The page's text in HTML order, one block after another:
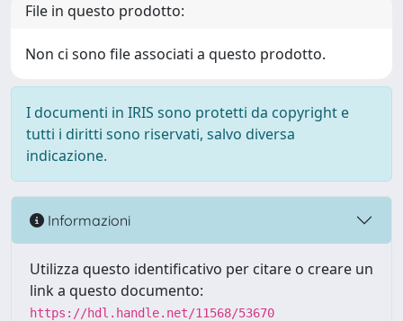
File in questo prodotto:
Non ci sono file associati a questo prodotto.
I documenti in IRIS sono protetti da copyright e
tutti i diritti sono riservati, salvo diversa
indicazione.
Informazioni
Utilizza questo identificativo per citare o creare un
link a questo documento:
https://hdl.handle.net/11568/53670